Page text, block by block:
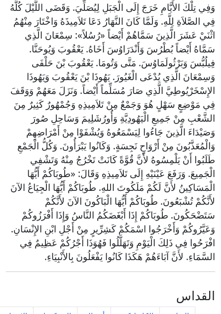
وَفِي تِلْكَ الأَيَّامِ خَرَجَ إِلَى الْجَبَلِ لِيُصَلِّيَ. وَقَضَى اللَّيْلَ كُلَّهُ
فِي الصَّلاَةِ لِلَّهِ. وَلَمَّا كَانَ النَّهَارُ دَعَا تَلاَمِيذَهُ وَاخْتَارَ مِنْهُمُ
اثْنَيْ عَشَرَ الَّذِينَ سَمَّاهُمْ أَيْضاً «رُسُلاً»: سِمْعَانَ الَّذِي
سَمَّاهُ أَيْضاً بُطْرُسَ وَأَنْدَرَاوُسَ أَخَاهُ. يَعْقُوبَ وَيُوحَنَّا.
فِيلُبُّسَ وَبَرْثُولَمَاوُسَ. مَتَّى وَتُومَا. يَعْقُوبَ بْنَ حَلْفَى
وَسِمْعَانَ الَّذِي يُدْعَى الْغَيُورَ. يَهُوذَا بْنَ يَعْقُوبَ وَيَهُوذَا
الإِسْخَرْيُوطِيَّ الَّذِي صَارَ مُسَلِّماً أَيْضاً. وَنَزَلَ مَعَهُمْ وَوَقَفَ
فِي مَوْضِعٍ سَهْلٍ هُوَ وَجَمْعٌ مِنْ تَلاَمِيذِهِ وَجُمْهُورٌ كَثِيرٌ مِنَ
الشَّعْبِ مِنْ جَمِيعِ الْيَهُودِيَّةِ وَأُورُشَلِيمَ وَسَاحِلِ صُورَ
وَصَيْدَاءَ الَّذِينَ جَاءُوا لِيَسْمَعُوهُ وَيُشْفَوْا مِنْ أَمْرَاضِهِمْ
وَالْمُعَذَّبُونَ مِنْ أَرْوَاحٍ نَجِسَةٍ. وَكَانُوا يَبْرَأُونَ. وَكُلُّ الْجَمْعِ
طَلَبُوا أَنْ يَلْمِسُوهُ لأَنَّ قُوَّةً كَانَتْ تَخْرُجُ مِنْهُ وَتَشْفِي
الْجَمِيعَ. وَرَفَعَ عَيْنَيْهِ إِلَى تَلاَمِيذِهِ وَقَالَ: «طُوبَاكُمْ أَيُّهَا
الْمَسَاكِينُ لأَنَّ لَكُمْ مَلَكُوتَ اللهِ. طُوبَاكُمْ أَيُّهَا الْجِيَاعُ الآنَ
لأَنَّكُمْ تُشْبَعُونَ. طُوبَاكُمْ أَيُّهَا الْبَاكُونَ الآنَ لأَنَّكُمْ
سَتَضْحَكُونَ. طُوبَاكُمْ إِذَا أَبْغَضَكُمُ النَّاسُ وَإِذَا أَفْرَزُوكُمْ
وَعَيَّرُوكُمْ وَأَخْرَجُوا اسْمَكُمْ كَشِرِّيرٍ مِنْ أَجْلِ ابْنِ الإِنْسَانِ.
افْرَحُوا فِي ذَلِكَ الْيَوْمِ وَتَهَلَّلُوا فَهُوَذَا أَجْرُكُمْ عَظِيمٌ فِي
السَّمَاءِ. لأَنَّ آبَاءَهُمْ هَكَذَا كَانُوا يَفْعَلُونَ بِالأَنْبِيَاءِ.
القداس